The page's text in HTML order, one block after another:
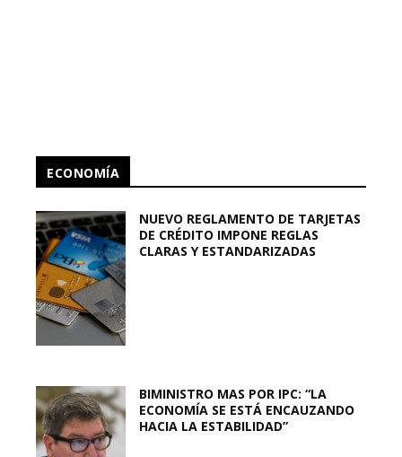
ECONOMÍA
NUEVO REGLAMENTO DE TARJETAS
DE CRÉDITO IMPONE REGLAS
CLARAS Y ESTANDARIZADAS
BIMINISTRO MAS POR IPC: “LA
ECONOMÍA SE ESTÁ ENCAUZANDO
HACIA LA ESTABILIDAD”